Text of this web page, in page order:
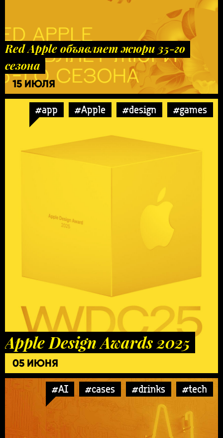
Red Apple объявляет жюри 35-го
сезона
15 ИЮЛЯ
#app #Apple #design #games
Apple Design Awards 2025
05 ИЮНЯ
#AI #cases #drinks #tech